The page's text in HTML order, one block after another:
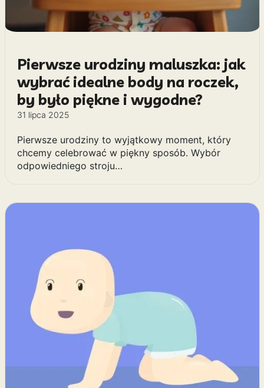
Pierwsze urodziny maluszka: jak
wybrać idealne body na roczek,
by było piękne i wygodne?
31 lipca 2025
Pierwsze urodziny to wyjątkowy moment, który
chcemy celebrować w piękny sposób. Wybór
odpowiedniego stroju…